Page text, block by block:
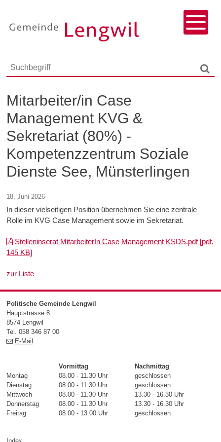
Responsivenavigation
Menu
Suchbegriff
Mitarbeiter/in Case
Management KVG &
Sekretariat (80%) -
Kompetenzzentrum Soziale
Dienste See, Münsterlingen
18. Juni 2026
In dieser vielseitigen Position übernehmen Sie eine zentrale
Rolle im KVG Case Management sowie im Sekretariat.
Stelleninserat MitarbeiterIn Case Management KSDS.pdf [pdf,
145 KB]
zur Liste
Footer
Politische Gemeinde Lengwil
Hauptstrasse 8
8574 Lengwil
Tel. 058 346 87 00
E-Mail
Vormittag
Nachmittag
Montag
08.00 - 11.30 Uhr
geschlossen
Dienstag
08.00 - 11.30 Uhr
geschlossen
Mittwoch
08.00 - 11.30 Uhr
13.30 - 16.30 Uhr
Donnerstag
08.00 - 11.30 Uhr
13.30 - 16.30 Uhr
Freitag
08.00 - 13.00 Uhr geschlossen